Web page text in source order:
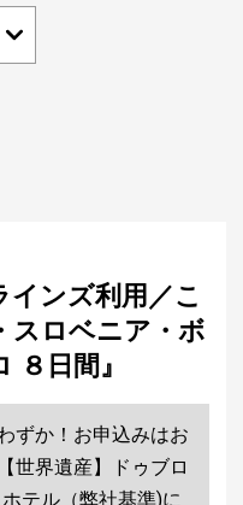
インズ利用／こ
スロベニア・ボ
８日間』
ずか！お申込みはお
界遺産】ドゥブロ
テル（弊社基準)に